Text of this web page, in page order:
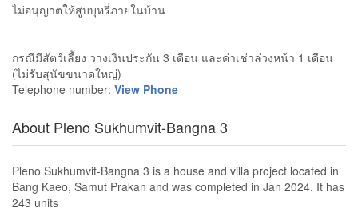
ไม่อนุญาตให้สูบบุหรี่ภายในบ้าน
กรณีมีสัตว์เลี้ยง วางเงินประกัน 3 เดือน และค่าเช่าล่วงหน้า 1 เดือน
(ไม่รับสุนัขขนาดใหญ่)
Telephone number: View Phone
About Pleno Sukhumvit-Bangna 3
Pleno Sukhumvit-Bangna 3 is a house and villa project located in
Bang Kaeo, Samut Prakan and was completed in Jan 2024. It has
243 units